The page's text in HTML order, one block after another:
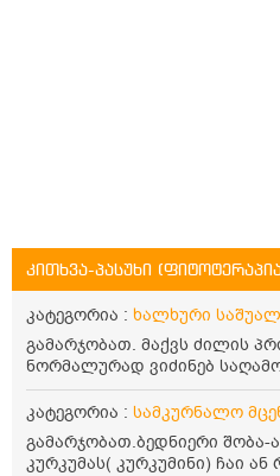
კითხვა-პასუხი
კატეგორია : ხალხური
გამარჯობათ. მაქვს ძილის
ნორმალურად ვიძინებ
ან 04:00 საათზე მეღვიძება
ვერაფრით.რამე ხალხური
კატეგორია : სამკურნალო
გამარჯობათ.ბედნიერი შობა-
კურკუმას( კურკუმინი) ჩაი ან